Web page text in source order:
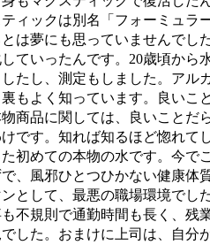
ックは別名「フォーミュラ
夢にも思っていませんでし
いったんです。20歳頃から
し、測定もしました。アル
よく知っています。良いこ
品に関しては、良いことだ
す。知れば知るほど惚れて
めての本物の水です。今で
風邪ひとつひかない健康体
して、最悪の職場環境でし
規則で通勤時間も長く、残
た。おまけに上司は、自分